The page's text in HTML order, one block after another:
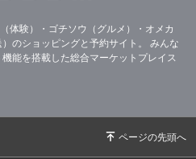
体験）・ゴチソウ（グルメ）・オメカ
のショッピングと予約サイト。
みんな
能を搭載した総合マーケットプレイス